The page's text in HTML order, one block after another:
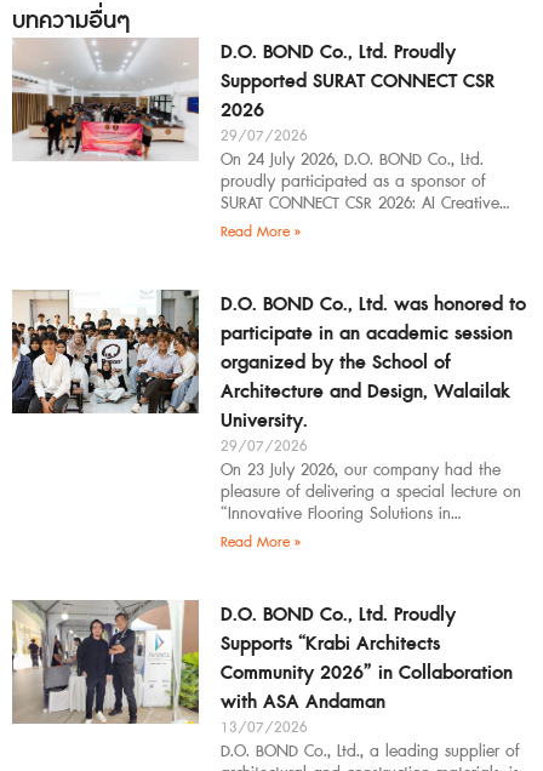
บทความอื่นๆ
D.O. BOND Co., Ltd. Proudly
Supported SURAT CONNECT CSR
2026
29/07/2026
On 24 July 2026, D.O. BOND Co., Ltd.
proudly participated as a sponsor of
SURAT CONNECT CSR 2026: AI Creative
Workflow at Surat Thani Technical
Read More »
D.O. BOND Co., Ltd. was honored to
participate in an academic session
organized by the School of
Architecture and Design, Walailak
University.
29/07/2026
On 23 July 2026, our company had the
pleasure of delivering a special lecture on
“Innovative Flooring Solutions in
Architectural Design” to students,
Read More »
D.O. BOND Co., Ltd. Proudly
Supports “Krabi Architects
Community 2026” in Collaboration
with ASA Andaman
13/07/2026
D.O. BOND Co., Ltd., a leading supplier of